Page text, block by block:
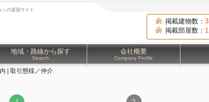
ンの賃貸サイト
掲載建物数：
掲載部屋数：
地域・路線から探す
Search
会社概要
Company Profile
| 取引態様／仲介